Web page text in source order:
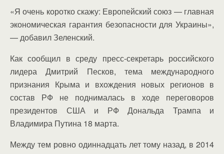
«Я очень коротко скажу: Европейский союз — главная
экономическая гарантия безопасности для Украины»,
— добавил Зеленский.
Как сообщил в среду пресс-секретарь российского
лидера Дмитрий Песков, тема международного
признания Крыма и вхождения новых регионов в
состав РФ не поднималась в ходе переговоров
президентов США и РФ Дональда Трампа и
Владимира Путина 18 марта.
Между тем ровно одиннадцать лет тому назад, в 2014